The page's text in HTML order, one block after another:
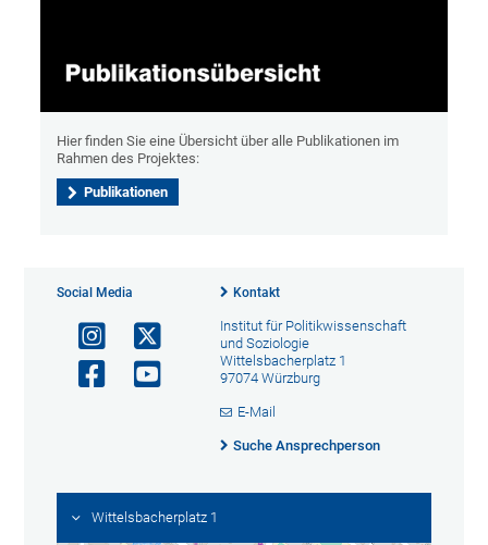
Hier finden Sie eine Übersicht über alle Publikationen im
Rahmen des Projektes:
Publikationen
Social Media Kontakt
Institut für Politikwissenschaft
und Soziologie
Wittelsbacherplatz 1
97074 Würzburg
E-Mail
Suche Ansprechperson
Wittelsbacherplatz 1